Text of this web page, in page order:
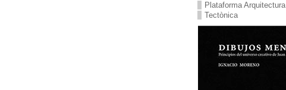
Plataforma Arquitectura
Tectònica